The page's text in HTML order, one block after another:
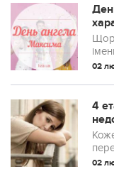
ім'я
02
4
02